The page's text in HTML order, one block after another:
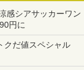
感シアサッカーワン
円に
クだ値スペシャル